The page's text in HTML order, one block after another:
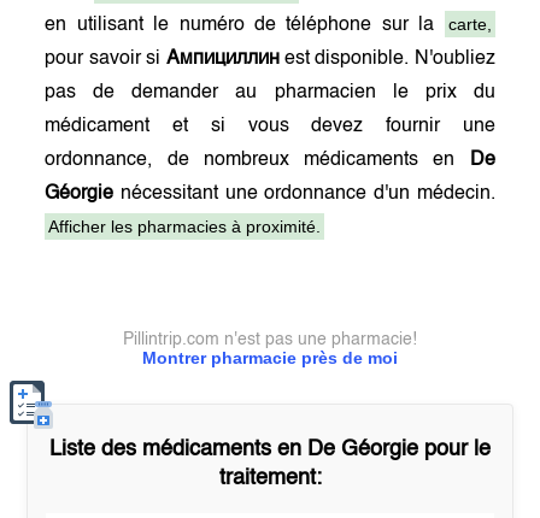
en utilisant le numéro de téléphone sur la
carte,
pour savoir si Ампициллинest disponible. N'oubliez
pas de demander au pharmacien le prix du
médicament et si vous devez fournir une
ordonnance, de nombreux médicaments en
De
Géorgie nécessitant une ordonnance d'un médecin.
Afficher les pharmacies à proximité.
Montrer pharmacie près de moi
Pillintrip.com n'est pas une pharmacie!
Liste des médicaments en De Géorgie pour le
traitement: